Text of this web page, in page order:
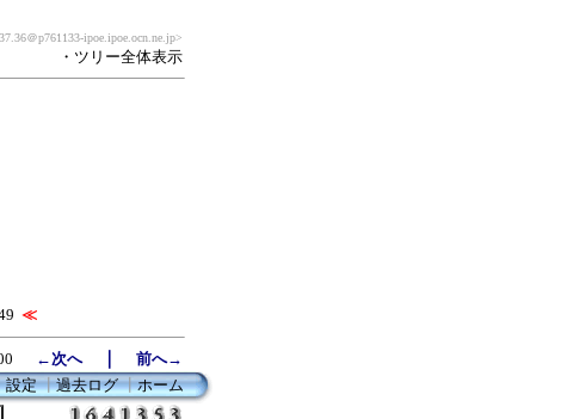
＠p761133-ipoe.ipoe.ocn.ne.jp>
・ツリー全体表示
≪
←次へ｜ 前へ→
設定┃過去ログ┃ホーム